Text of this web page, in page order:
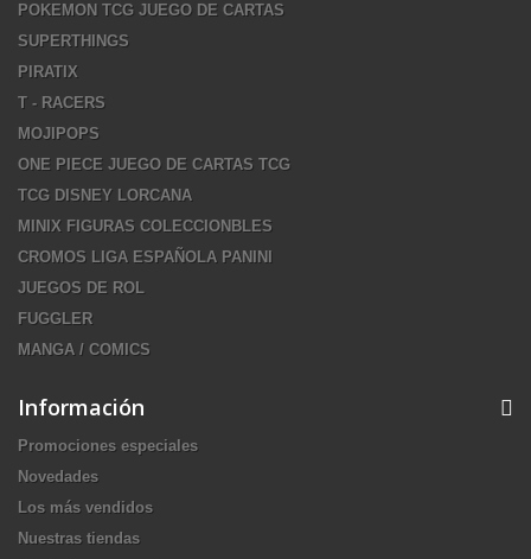
POKEMON TCG JUEGO DE CARTAS
SUPERTHINGS
PIRATIX
T - RACERS
MOJIPOPS
ONE PIECE JUEGO DE CARTAS TCG
TCG DISNEY LORCANA
MINIX FIGURAS COLECCIONBLES
CROMOS LIGA ESPAÑOLA PANINI
JUEGOS DE ROL
FUGGLER
MANGA / COMICS
Información
Promociones especiales
Novedades
Los más vendidos
Nuestras tiendas